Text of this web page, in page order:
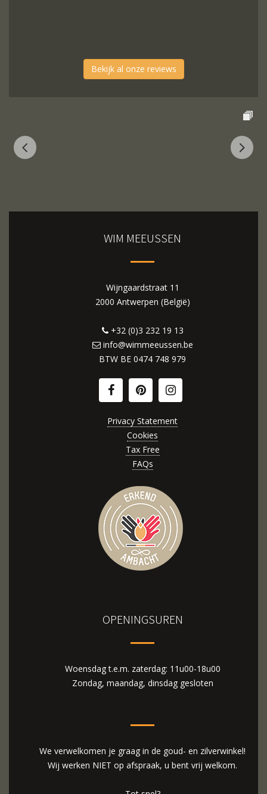
Bekijk al onze reviews
WIM MEEUSSEN
Wijngaardstraat 11
2000 Antwerpen (België)
+32 (0)3 232 19 13
info@wimmeeussen.be
BTW BE 0474 748 979
Privacy Statement
Cookies
Tax Free
FAQs
OPENINGSUREN
Woensdag t.e.m. zaterdag: 11u00-18u00
Zondag, maandag, dinsdag gesloten
We verwelkomen je graag in de goud- en zilverwinkel!
Wij werken NIET op afspraak, u bent vrij welkom.